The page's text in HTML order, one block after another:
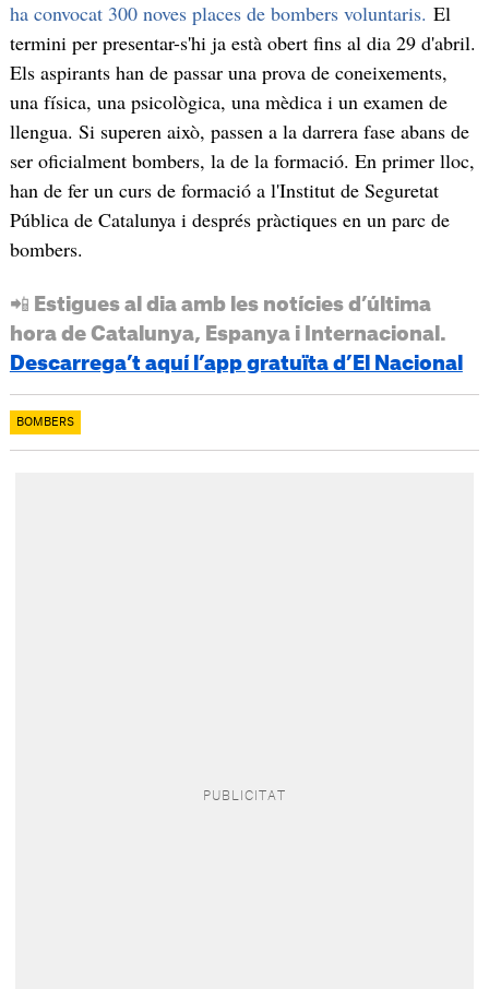
ha convocat 300 noves places de bombers voluntaris. El
termini per presentar-s'hi ja està obert fins al dia 29 d'abril.
Els aspirants han de passar una prova de coneixements,
una física, una psicològica, una mèdica i un examen de
llengua. Si superen això, passen a la darrera fase abans de
ser oficialment bombers, la de la formació. En primer lloc,
han de fer un curs de formació a l'Institut de Seguretat
Pública de Catalunya i després pràctiques en un parc de
bombers.
📲 Estigues al dia amb les notícies d’última
hora de Catalunya, Espanya i Internacional.
Descarrega’t aquí l’app gratuïta d’El Nacional
BOMBERS